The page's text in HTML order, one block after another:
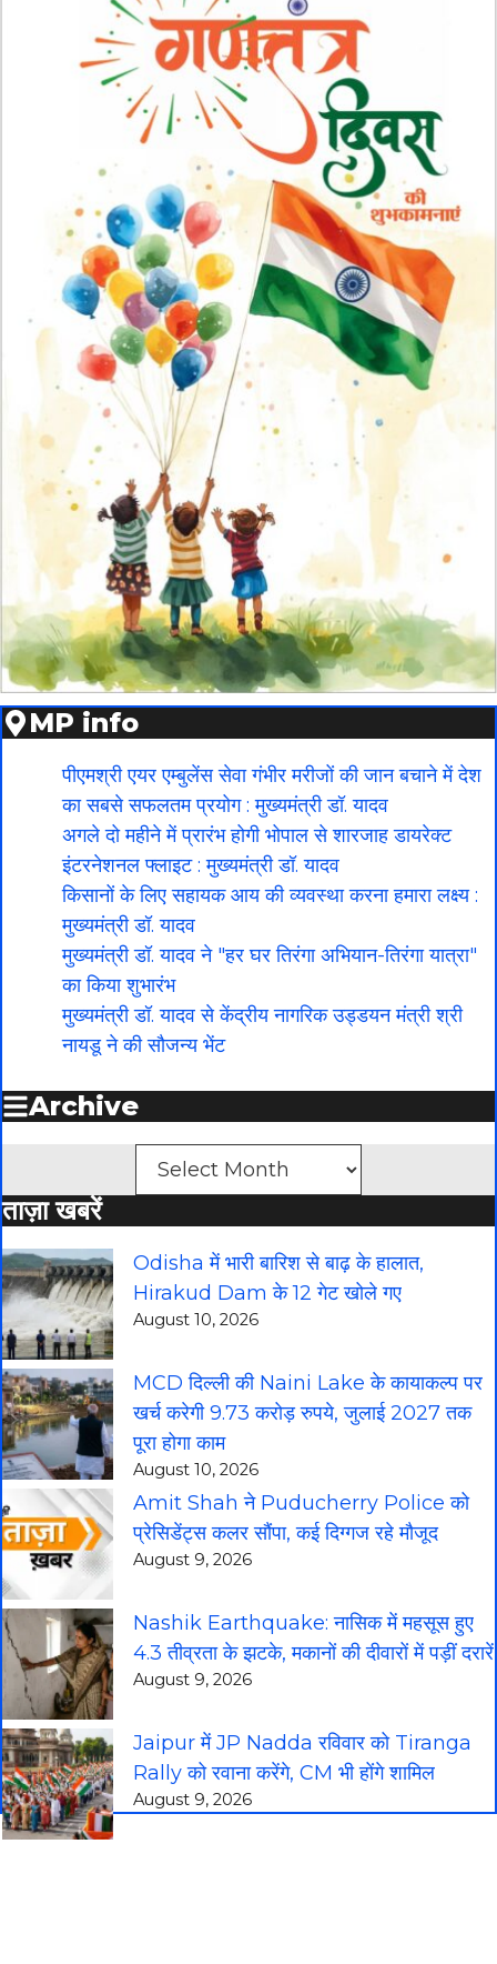
MP info
पीएमश्री एयर एम्बुलेंस सेवा गंभीर मरीजों की जान बचाने में देश
का सबसे सफलतम प्रयोग : मुख्यमंत्री डॉ. यादव
अगले दो महीने में प्रारंभ होगी भोपाल से शारजाह डायरेक्ट
इंटरनेशनल फ्लाइट : मुख्यमंत्री डॉ. यादव
किसानों के लिए सहायक आय की व्यवस्था करना हमारा लक्ष्य :
मुख्यमंत्री डॉ. यादव
मुख्यमंत्री डॉ. यादव ने "हर घर तिरंगा अभियान-तिरंगा यात्रा"
का किया शुभारंभ
मुख्यमंत्री डॉ. यादव से केंद्रीय नागरिक उड्डयन मंत्री श्री
नायडू ने की सौजन्य भेंट
Archive
ताज़ा खबरें
Odisha में भारी बारिश से बाढ़ के हालात,
Hirakud Dam के 12 गेट खोले गए
August 10, 2026
MCD दिल्ली की Naini Lake के कायाकल्प पर
खर्च करेगी 9.73 करोड़ रुपये, जुलाई 2027 तक
पूरा होगा काम
August 10, 2026
Amit Shah ने Puducherry Police को
प्रेसिडेंट्स कलर सौंपा, कई दिग्गज रहे मौजूद
August 9, 2026
Nashik Earthquake: नासिक में महसूस हुए
4.3 तीव्रता के झटके, मकानों की दीवारों में पड़ीं दरारें
August 9, 2026
Jaipur में JP Nadda रविवार को Tiranga
Rally को रवाना करेंगे, CM भी होंगे शामिल
August 9, 2026